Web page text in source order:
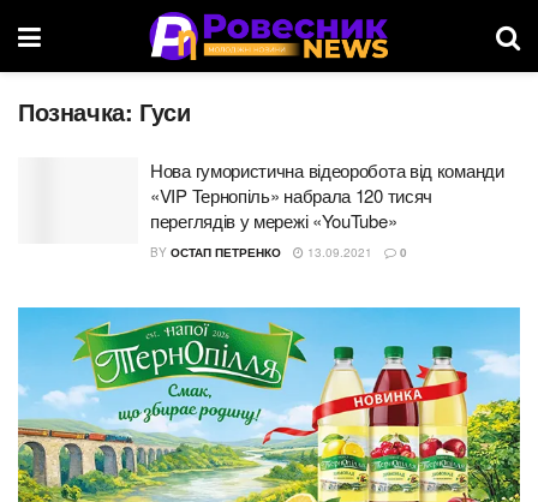
Позначка: Гуси
Нова гумористична відеоробота від команди
«VIP Тернопіль» набрала 120 тисяч
переглядів у мережі «YouTube»
BY ОСТАП ПЕТРЕНКО 13.09.2021 0